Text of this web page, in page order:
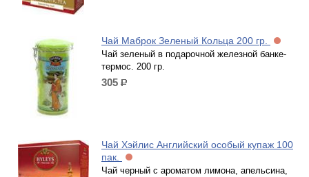
Чай Маброк Зеленый Кольца 200 гр.
Чай зеленый в подарочной железной банке-
термос. 200 гр.
305 р.
Чай Хэйлис Английский особый купаж 100
пак.
Чай черный с ароматом лимона, апельсина,